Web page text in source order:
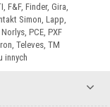
F&F, Finder, Gira,
Simon, Lapp,
PCE, PXF
Televes, TM
innych